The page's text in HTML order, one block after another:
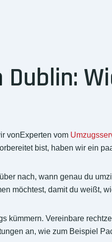
Dublin:
vonExperten vom
bist, haben wir ein
nach, wann genau du
möchtest, damit du weißt,
kümmern. Vereinbare
an, wie zum Beispiel